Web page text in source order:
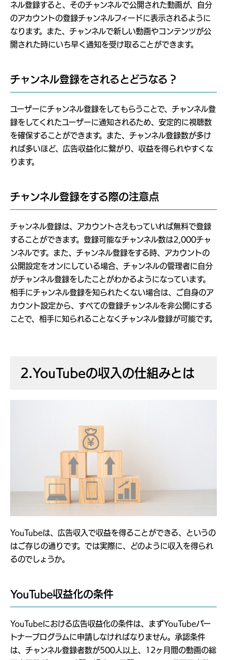
ネル登録すると、そのチャンネルで公開された動画が、自分
のアカウントの登録チャンネルフィードに表示されるように
なります。また、チャンネルで新しい動画やコンテンツが公
開された時にいち早く通知を受け取ることができます。
チャンネル登録をされるとどうなる？
ユーザーにチャンネル登録をしてもらうことで、チャンネル登
録をしてくれたユーザーに通知されるため、安定的に視聴数
を確保することができます。また、チャンネル登録数が多け
れば多いほど、広告収益化に繋がり、収益を得られやすくな
ります。
チャンネル登録をする際の注意点
チャンネル登録は、アカウントさえもっていれば無料で登録
することができます。登録可能なチャンネル数は2,000チャ
ンネルです。また、チャンネル登録をする時、アカウントの
公開設定をオンにしている場合、チャンネルの管理者に自分
がチャンネル登録をしたことがわかるようになっています。
相手にチャンネル登録を知られたくない場合は、ご自身のア
カウント設定から、すべての登録チャンネルを非公開にする
ことで、相手に知られることなくチャンネル登録が可能です。
2.YouTubeの収入の仕組みとは
YouTubeは、広告収入で収益を得ることができる、というの
はご存じの通りです。では実際に、どのように収入を得られ
るのでしょうか。
YouTube収益化の条件
YouTubeにおける広告収益化の条件は、まずYouTubeパー
トナープログラムに申請しなければなりません。承認条件
は、チャンネル登録者数が500人以上、12ヶ月間の動画の総